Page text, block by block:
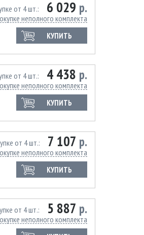
6 029 р.
от 4 шт.
неполного комплекта
КУПИТЬ
4 438 р.
от 4 шт.
неполного комплекта
КУПИТЬ
7 107 р.
от 4 шт.
неполного комплекта
КУПИТЬ
5 887 р.
от 4 шт.
неполного комплекта